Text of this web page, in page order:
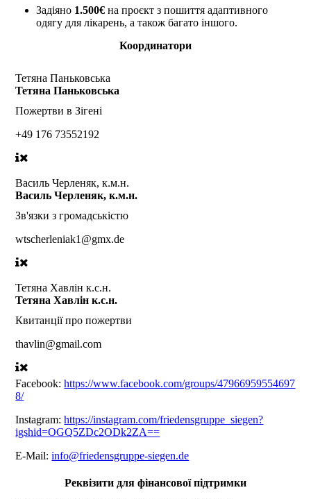
Задіяно 1.500€ на проєкт з пошиття адаптивного
одягу для лікарень, а також багато іншого.
Координатори
Тетяна Паньковська
Тетяна Паньковська
Пожертви в Зігені
+49 176 73552192
Василь Черленяк, к.м.н.
Василь Черленяк, к.м.н.
Зв'язки з громадськістю
wtscherleniak1@gmx.de
Тетяна Хавлін к.с.н.
Тетяна Хавлін к.с.н.
Квитанції про пожертви
thavlin@gmail.com
Facebook:https://www.facebook.com/groups/47966959554697
8/
Instagram:https://instagram.com/friedensgruppe_siegen?
igshid=OGQ5ZDc2ODk2ZA==
E-Mail:info@friedensgruppe-siegen.de
Реквізити для фінансової підтримки